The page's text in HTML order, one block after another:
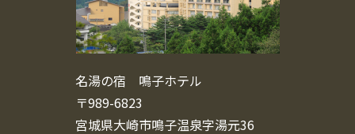
名湯の宿 鳴子ホテル
〒989-6823
宮城県大崎市鳴子温泉字湯元36